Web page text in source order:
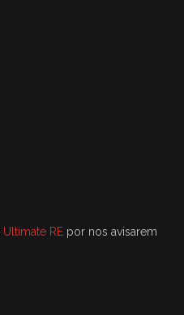
Ultimate RE por nos avisarem